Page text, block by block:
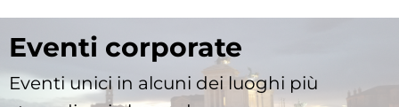
Eventi corporate
Eventi unici in alcuni dei luoghi più